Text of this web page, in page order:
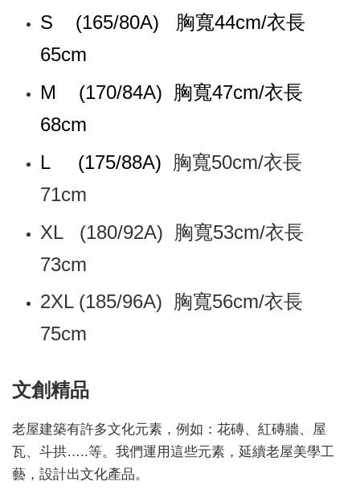
S (165/80A) 胸寬44cm/衣長
65cm
M (170/84A) 胸寬47cm/衣長
68cm
L (175/88A) 胸寬50cm/衣長
71cm
XL (180/92A) 胸寬53cm/衣長
73cm
2XL (185/96A) 胸寬56cm/衣長
75cm
文創精品
老屋建築有許多文化元素，例如：花磚、紅磚牆、屋
瓦、斗拱…..等。我們運用這些元素，延續老屋美學工
藝，設計出文化產品。